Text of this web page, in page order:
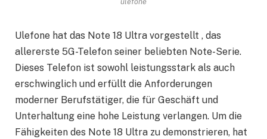
Ulefone hat das Note 18 Ultra vorgestellt , das
allererste 5G-Telefon seiner beliebten Note-Serie.
Dieses Telefon ist sowohl leistungsstark als auch
erschwinglich und erfüllt die Anforderungen
moderner Berufstätiger, die für Geschäft und
Unterhaltung eine hohe Leistung verlangen. Um die
Fähigkeiten des Note 18 Ultra zu demonstrieren, hat